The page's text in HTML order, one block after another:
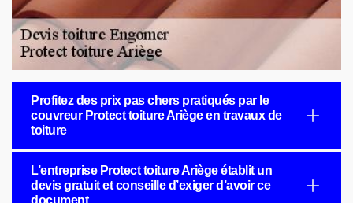
Profitez des prix pas chers pratiqués par le
couvreur Protect toiture Ariège en travaux de
toiture
L’entreprise Protect toiture Ariège établit un
devis gratuit et conseille d’exiger d’avoir ce
document